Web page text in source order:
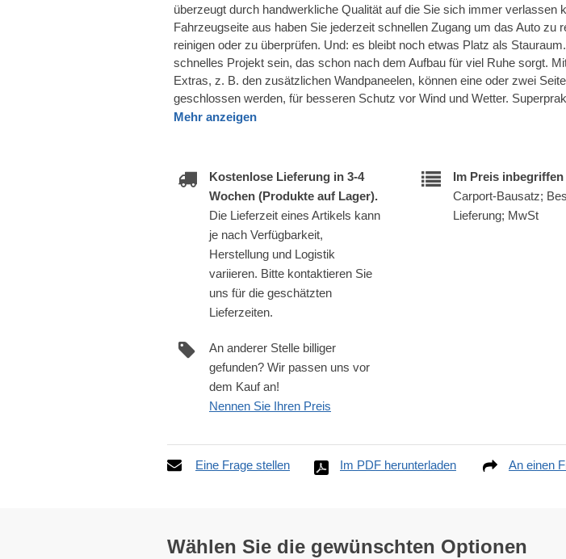
überzeugt durch handwerkliche Qualität auf die Sie sich immer verlassen
Fahrzeugseite aus haben Sie jederzeit schnellen Zugang um das Auto zu
reinigen oder zu überprüfen. Und: es bleibt noch etwas Platz als
schnelles Projekt sein, das schon nach dem Aufbau für viel Ruhe sorgt.
Extras, z. B. den zusätzlichen Wandpaneelen, können eine oder zwei
geschlossen werden, für besseren Schutz vor Wind und Wetter.
Mehr anzeigen
Kostenlose Lieferung in 3-4
Wochen (Produkte auf Lager).
Die Lieferzeit eines Artikels kann
je nach Verfügbarkeit,
Herstellung und Logistik
variieren. Bitte kontaktieren Sie
uns für die geschätzten
Lieferzeiten.
Im Preis
Carport-Bausatz;
Lieferung; MwSt
An anderer Stelle billiger
gefunden? Wir passen uns vor
dem Kauf an!
Nennen Sie Ihren Preis
Eine Frage stellen Im PDF herunterladen An einen
Wählen Sie die gewünschten Optionen